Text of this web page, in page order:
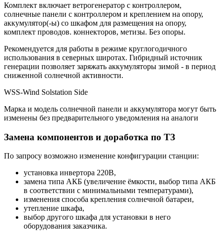
Комплект включает ветрогенератор с контроллером,
солнечные панели с контроллером и креплением на опору,
аккумулятор(-ы) со шкафом для размещения на опору,
комплект проводов. коннекторов, метизы. Без опоры.
Рекомендуется для работы в режиме круглогодичного
использования в северных широтах. Гибридный источник
генерации позволяет заряжать аккумуляторы зимой - в период
сниженной солнечной активности.
WSS-Wind Solstation Side
Марка и модель солнечной панели и аккумулятора могут быть
изменены без предварительного уведомления на аналоги
Замена компонентов и доработка по ТЗ
По запросу возможно изменение конфигурации станции:
установка инвертора 220В,
замена типа АКБ (увеличение ёмкости, выбор типа АКБ
в соответствии с минимальными температурами),
изменения способа крепления солнечной батареи,
утепление шкафа,
выбор другого шкафа для установки в него
оборудования заказчика.